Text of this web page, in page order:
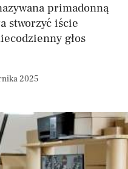
primadonną
stworzyć iście
głos
2025